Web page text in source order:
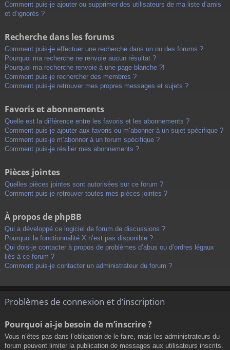
Comment puis-je ajouter ou supprimer des utilisateurs de ma liste d’amis
et d’ignorés ?
Recherche dans les forums
Comment puis-je effectuer une recherche dans un ou des forums ?
Pourquoi ma recherche ne renvoie aucun résultat ?
Pourquoi ma recherche renvoie à une page blanche ?!
Comment puis-je rechercher des membres ?
Comment puis-je retrouver mes propres messages et sujets ?
Favoris et abonnements
Quelle est la différence entre les favoris et les abonnements ?
Comment puis-je ajouter aux favoris ou m’abonner à un sujet spécifique ?
Comment puis-je m’abonner à un forum spécifique ?
Comment puis-je résilier mes abonnements ?
Pièces jointes
Quelles pièces jointes sont autorisées sur ce forum ?
Comment puis-je retrouver toutes mes pièces jointes ?
À propos de phpBB
Qui a développé ce logiciel de forum de discussions ?
Pourquoi la fonctionnalité X n’est pas disponible ?
Qui dois-je contacter à propos de problèmes d’abus ou d’ordres légaux
liés à ce forum ?
Comment puis-je contacter un administrateur du forum ?
Problèmes de connexion et d’inscription
Pourquoi ai-je besoin de m’inscrire ?
Vous n’êtes pas dans l’obligation de le faire, mais les administrateurs du
forum peuvent limiter la publication de messages aux utilisateurs inscrits.